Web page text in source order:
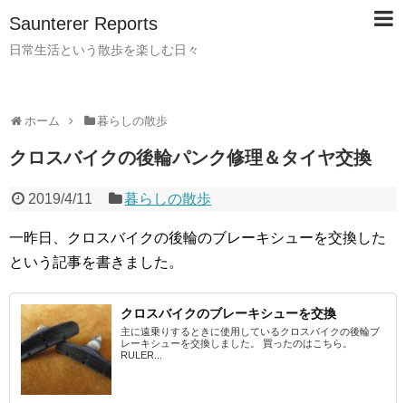
Saunterer Reports
日常生活という散歩を楽しむ日々
ホーム 暮らしの散歩
クロスバイクの後輪パンク修理＆タイヤ交換
2019/4/11 暮らしの散歩
一昨日、クロスバイクの後輪のブレーキシューを交換した
という記事を書きました。
クロスバイクのブレーキシューを交換
主に遠乗りするときに使用しているクロスバイクの後輪ブ
レーキシューを交換しました。 買ったのはこちら。
RULER...